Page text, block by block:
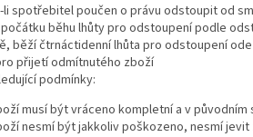
li spotřebitel poučen o právu odstoupit od
běhu lhůty pro odstoupení podle
běží čtrnáctidenní lhůta pro odstoupení
přijetí odmítnutého zboží
podmínky:
musí být vráceno kompletní a v původním
nesmí být jakkoliv poškozeno, nesmí